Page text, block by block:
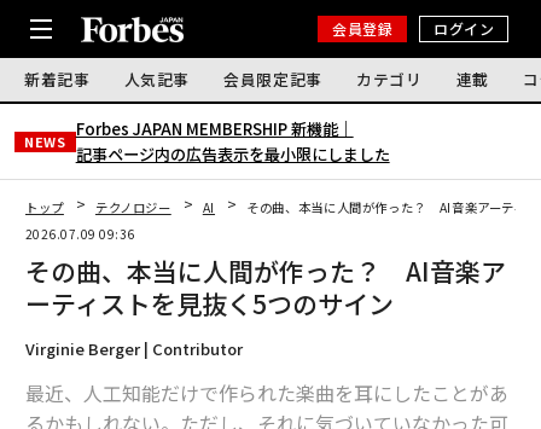
会員登録 ログイン
新着記事 人気記事 会員限定記事 カテゴリ 連載
NEWS
Forbes JAPAN MEMBERSHIP 新機能｜
記事ページ内の広告表示を最小限にしました
トップ テクノロジー AI
その曲、本当に人間が作った？ AI音楽アーティ
2026.07.09 09:36
その曲、本当に人間が作った？ AI音楽ア
ーティストを見抜く5つのサイン
Virginie Berger | Contributor
最近、人工知能だけで作られた楽曲を耳にしたことがあ
るかもしれない。ただし、それに気づいていなかった可